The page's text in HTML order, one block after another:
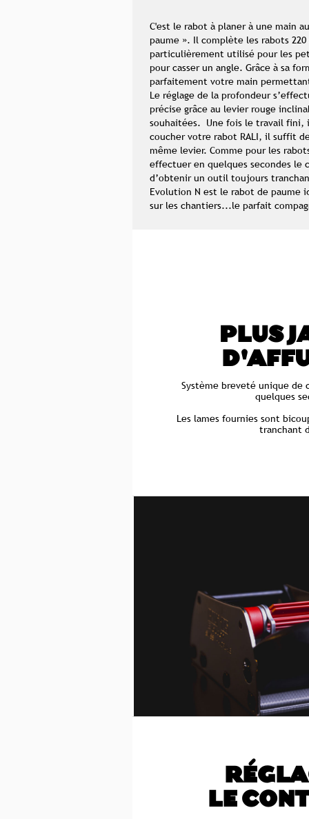
C'est le rabot à planer à une main
paume ». Il complète les rabots
particulièrement utilisé pour les
pour casser un angle. Grâce à sa
parfaitement votre main
Le réglage de la profondeur
précise grâce au levier rouge
souhaitées. Une fois le travail fini,
coucher votre rabot RALI, il suffit
même levier. Comme pour les
effectuer en quelques secondes le
d’obtenir un outil toujours
Evolution N est le rabot de paume
sur les chantiers...le parfait
PLUS
Système breveté unique de
quelques
Les lames fournies sont
tranchant
LE